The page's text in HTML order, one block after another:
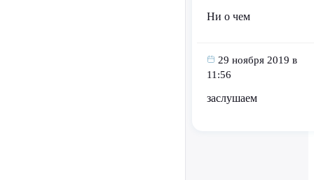
Ни о чем
29 ноября 2019 в
11:56
заслушаем